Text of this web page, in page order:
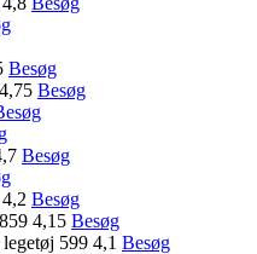
Besøg
Besøg
Besøg
Besøg
4,15 Besøg
599 4,1 Besøg